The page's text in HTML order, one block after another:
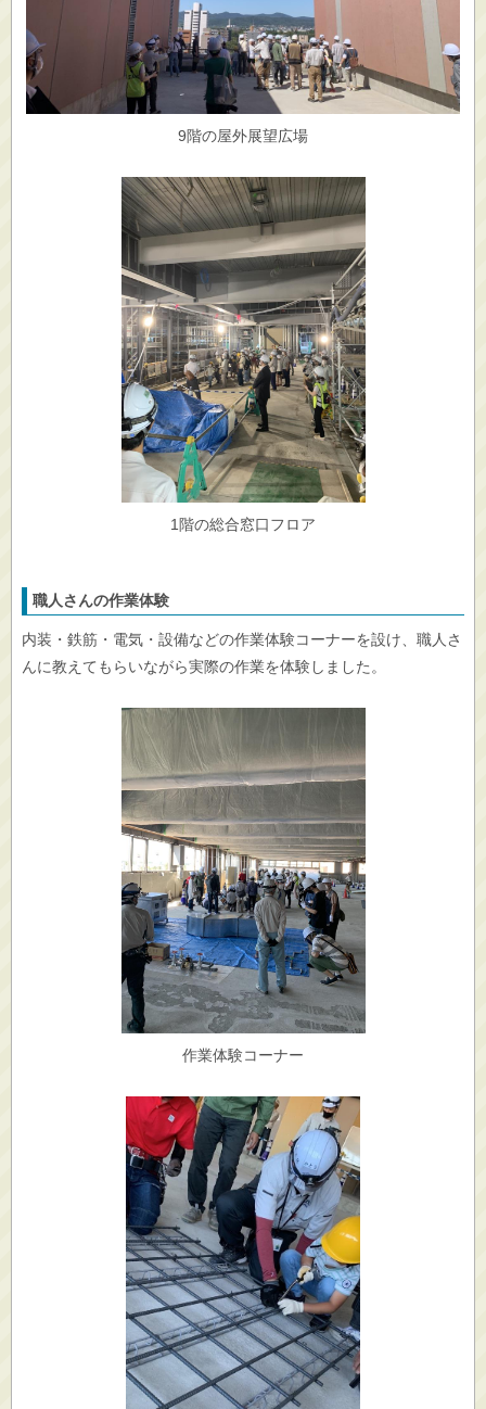
9階の屋外展望広場
1階の総合窓口フロア
職人さんの作業体験
内装・鉄筋・電気・設備などの作業体験コーナーを設け、職人さ
んに教えてもらいながら実際の作業を体験しました。
作業体験コーナー